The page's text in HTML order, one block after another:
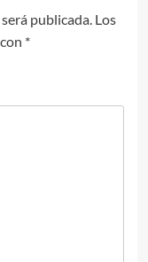
publicada. Los
*